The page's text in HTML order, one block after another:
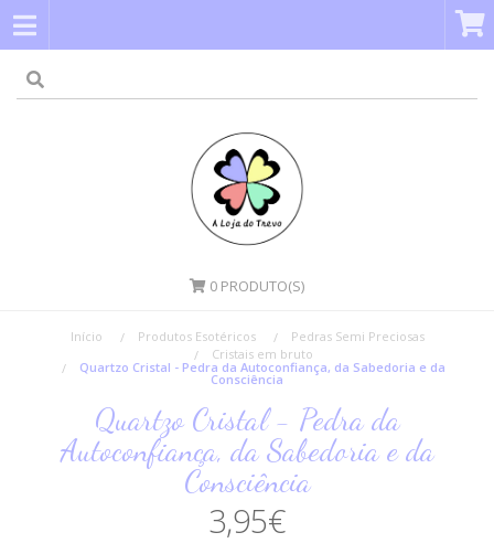
0 PRODUTO(S)
Início Produtos Esotéricos
Pedras Semi Preciosas
Cristais em bruto
Quartzo Cristal - Pedra da Autoconfiança, da Sabedoria e da
Consciência
Quartzo Cristal - Pedra da
Autoconfiança, da Sabedoria e da
Consciência
3,95€